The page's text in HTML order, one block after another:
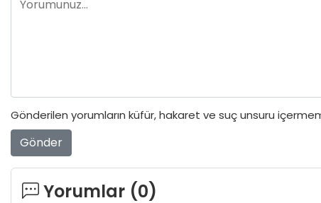
Gönderilen yorumların küfür, hakaret ve suç unsuru
Gönder
Yorumlar (0)